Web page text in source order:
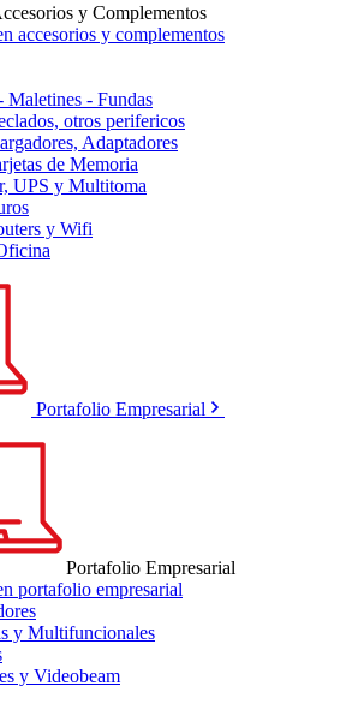
y Complementos
accesorios y complementos
Maletines - Fundas
otros perifericos
Adaptadores
de Memoria
UPS y Multitoma
y Wifi
Portafolio Empresarial
Portafolio Empresarial
portafolio empresarial
y Multifuncionales
y Videobeam